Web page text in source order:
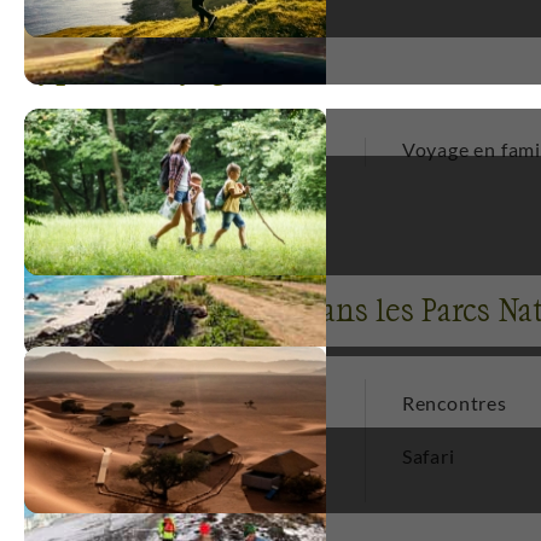
Types de voyage
Voyage en groupe 5 Voyage en
Voyages par activité dans les Parcs
Baignade - Snorkeling
Photographie 1
Randonnée 3
Rencontres
Safari